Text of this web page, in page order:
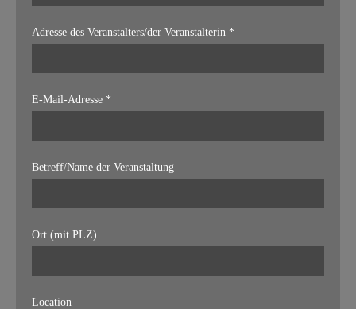
Adresse des Veranstalters/der Veranstalterin *
E-Mail-Adresse *
Betreff/Name der Veranstaltung
Ort (mit PLZ)
Location